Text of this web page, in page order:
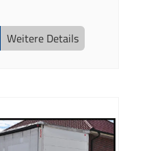
Weitere Details